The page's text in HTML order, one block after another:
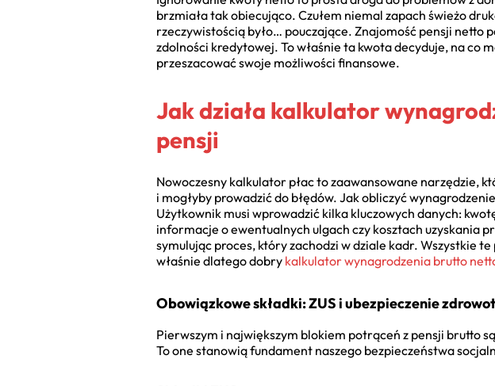
brzmiała tak obiecująco. Czułem niemal zapach świeżo
rzeczywistością było… pouczające. Znajomość pensji netto
zdolności kredytowej. To właśnie ta kwota decyduje, na co
przeszacować swoje możliwości finansowe.
Jak działa kalkulator
pensji
Nowoczesny kalkulator płac to zaawansowane narzędzie,
i mogłyby prowadzić do błędów. Jak obliczyć
Użytkownik musi wprowadzić kilka kluczowych danych:
informacje o ewentualnych ulgach czy kosztach uzyskania
symulując proces, który zachodzi w dziale kadr. Wszystkie
właśnie dlatego dobry kalkulator wynagrodzenia brutto
Obowiązkowe składki: ZUS i ubezpieczenie
Pierwszym i największym blokiem potrąceń z pensji brutto
To one stanowią fundament naszego bezpieczeństwa